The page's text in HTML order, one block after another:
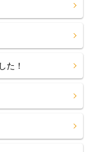
た！